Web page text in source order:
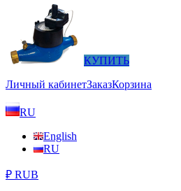
КУПИТЬ
Личный кабинетЗаказКорзина
RU
English
RU
₽ RUB